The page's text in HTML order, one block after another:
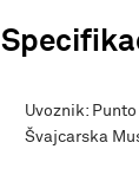
Uvoznik:
Švajcarska